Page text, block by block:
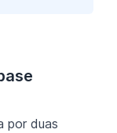
por duas